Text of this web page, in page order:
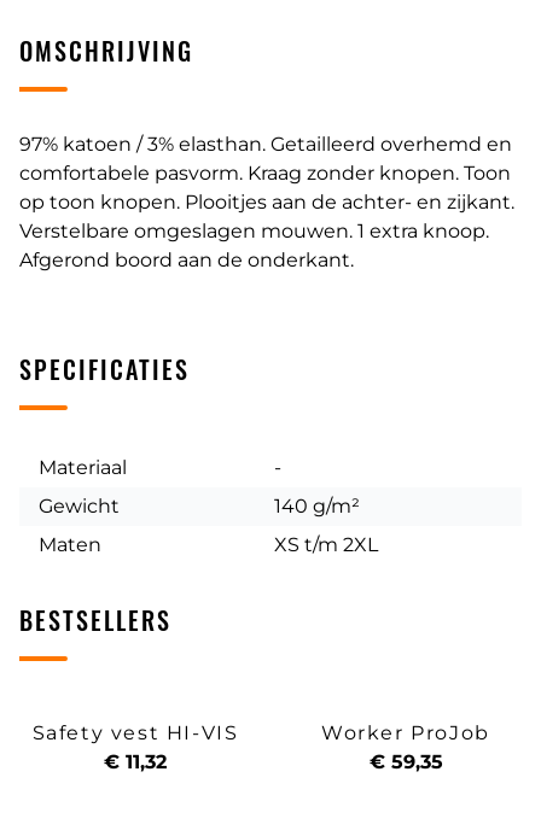
OMSCHRIJVING
97% katoen / 3% elasthan. Getailleerd overhemd en
comfortabele pasvorm. Kraag zonder knopen. Toon
op toon knopen. Plooitjes aan de achter- en zijkant.
Verstelbare omgeslagen mouwen. 1 extra knoop.
Afgerond boord aan de onderkant.
SPECIFICATIES
Materiaal
-
Gewicht
140 g/m²
Maten
XS t/m 2XL
BESTSELLERS
Safety vest HI-VIS
€ 11,32
Worker ProJob
€ 59,35